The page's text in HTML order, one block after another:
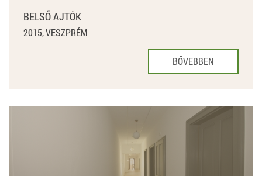
BELSŐ AJTÓK
2015, VESZPRÉM
BŐVEBBEN